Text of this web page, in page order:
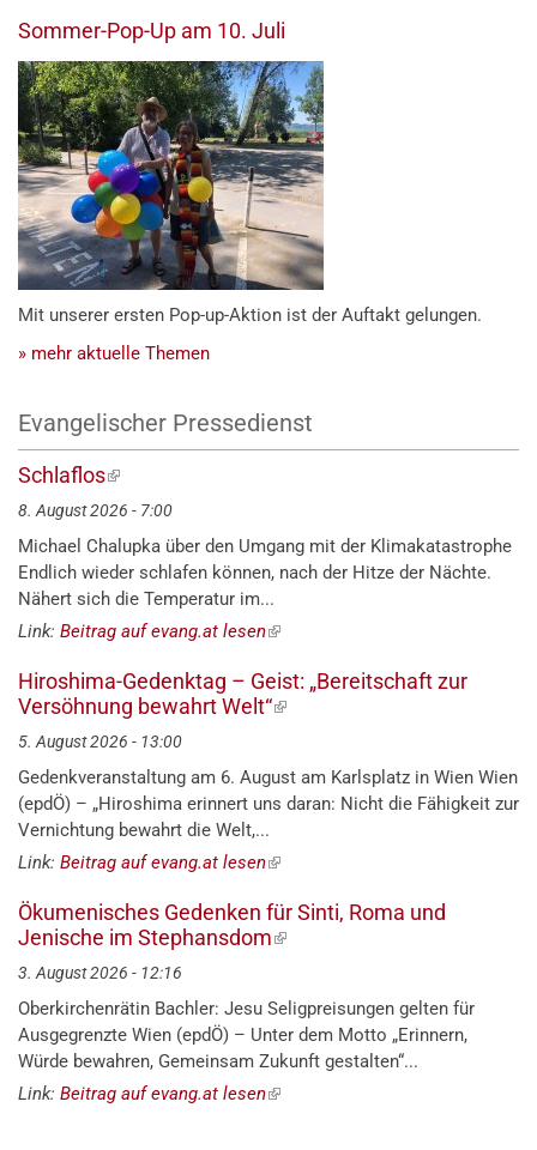
Sommer-Pop-Up am 10. Juli
Mit unserer ersten Pop-up-Aktion ist der Auftakt gelungen.
» mehr aktuelle Themen
Evangelischer Pressedienst
Schlaflos(externer
Link)
8. August 2026 - 7:00
Michael Chalupka über den Umgang mit der Klimakatastrophe
Endlich wieder schlafen können, nach der Hitze der Nächte.
Nähert sich die Temperatur im...
Link: Beitrag auf evang.at lesen(externer
Hiroshima-Gedenktag – Geist: „Bereitschaft zur
Versöhnung bewahrt Welt“(externer
5. August 2026 - 13:00
Gedenkveranstaltung am 6. August am Karlsplatz in Wien Wien
(epdÖ) – „Hiroshima erinnert uns daran: Nicht die Fähigkeit zur
Vernichtung bewahrt die Welt,...
Link: Beitrag auf evang.at lesen(externer
Ökumenisches Gedenken für Sinti, Roma und
Jenische im Stephansdom(externer
3. August 2026 - 12:16
Oberkirchenrätin Bachler: Jesu Seligpreisungen gelten für
Ausgegrenzte Wien (epdÖ) – Unter dem Motto „Erinnern,
Würde bewahren, Gemeinsam Zukunft gestalten“...
Link: Beitrag auf evang.at lesen(externer